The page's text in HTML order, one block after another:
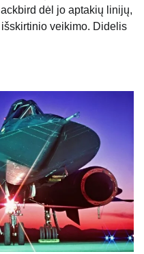
dėl jo aptakių linijų,
veikimo. Didelis